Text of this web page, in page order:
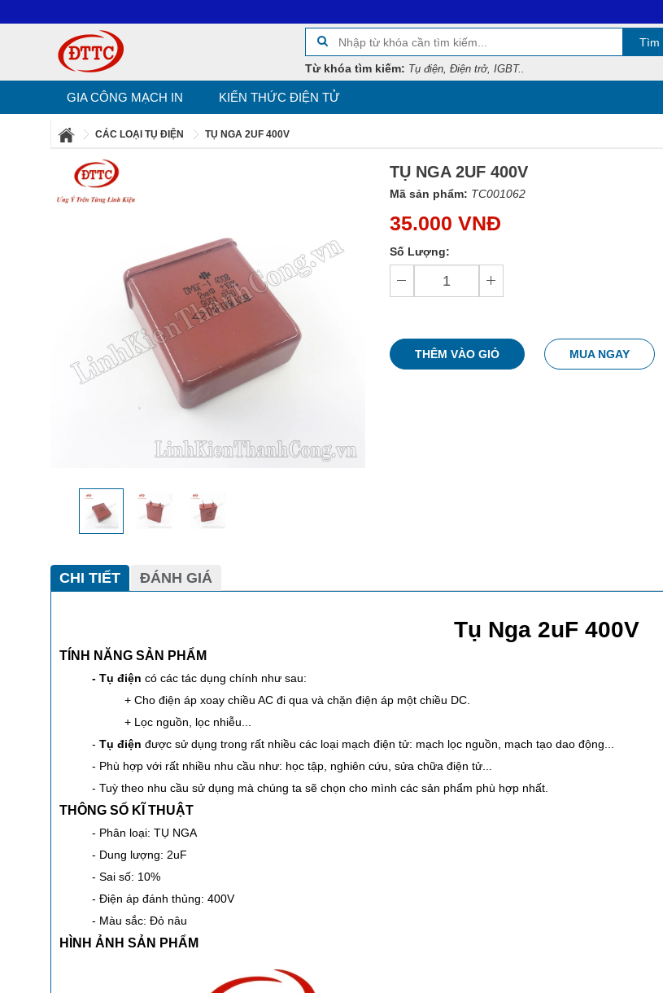
Tìm
Từ khóa tìm kiếm: Tụ điện, Điện trở, IGBT..
GIA CÔNG MẠCH IN KIẾN THỨC ĐIỆN TỬ
CÁC LOẠI TỤ ĐIỆN TỤ NGA 2UF 400V
TỤ NGA 2UF 400V
Mã sản phẩm: TC001062
35.000 VNĐ
Số Lượng:
THÊM VÀO GIỎ MUA NGAY
CHI TIẾT ĐÁNH GIÁ
Tụ Nga 2uF 400V
TÍNH NĂNG SẢN PHẨM
- Tụ điện có các tác dụng chính như sau:
+ Cho điện áp xoay chiều AC đi qua và chặn điện áp một chiều DC.
+ Lọc nguồn, lọc nhiễu...
- Tụ điện được sử dụng trong rất nhiều các loại mạch điện tử: mạch lọc nguồn, mạch tạo dao động...
- Phù hợp với rất nhiều nhu cầu như: học tập, nghiên cứu, sửa chữa điện tử...
- Tuỳ theo nhu cầu sử dụng mà chúng ta sẽ chọn cho mình các sản phẩm phù hợp nhất.
THÔNG SỐ KĨ THUẬT
- Phân loại: TỤ NGA
- Dung lượng: 2uF
- Sai số: 10%
- Điện áp đánh thủng: 400V
- Màu sắc: Đỏ nâu
HÌNH ẢNH SẢN PHẨM